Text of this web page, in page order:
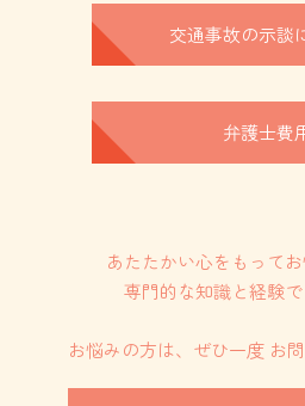
交通事故の示談
弁護士費
あたたかい心をもって
専門的な知識と経験で
お悩みの方は、 ぜひ一度 お